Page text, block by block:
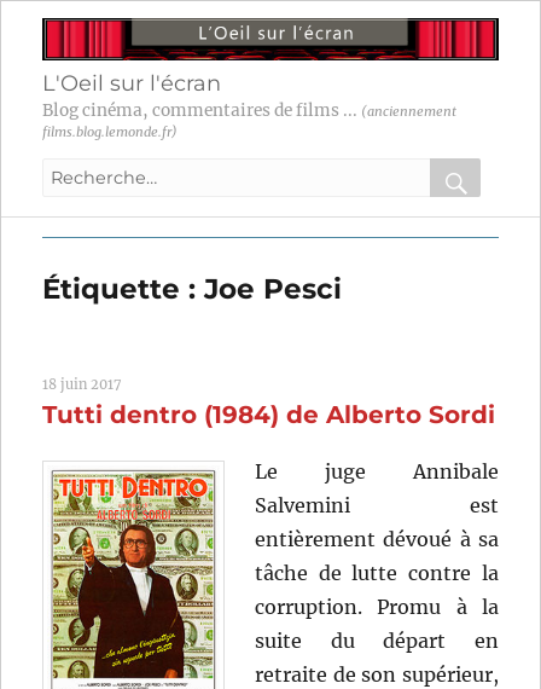
L'Oeil sur l'écran
Blog cinéma, commentaires de films ... (anciennement
films.blog.lemonde.fr)
Recherche
:
OK
Étiquette :Joe Pesci
18 juin 2017
Tutti dentro (1984) de Alberto Sordi
Le juge Annibale
Salvemini est
entièrement dévoué à sa
tâche de lutte contre la
corruption. Promu à la
suite du départ en
retraite de son supérieur,